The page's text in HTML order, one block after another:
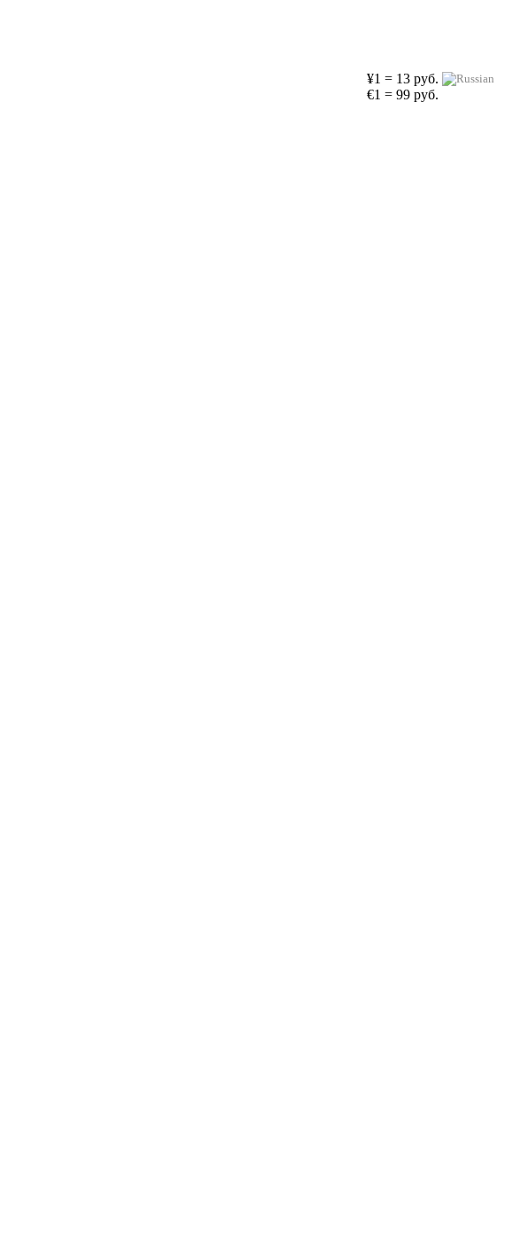
¥1 = 13 руб.
€1 = 99 руб.